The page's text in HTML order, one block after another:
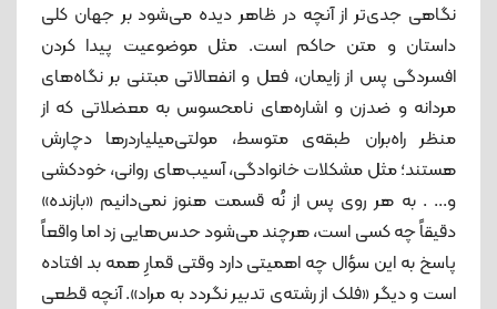
نگاهی جدی‌تر از آنچه در ظاهر دیده می‌شود بر جهان کلی
داستان و متن حاکم است. مثل موضوعیت پیدا کردن
افسردگی پس از زایمان، فعل و انفعالاتی مبتنی بر نگاه‌های
مردانه و ضدزن و اشاره‌های نامحسوس به معضلاتی که از
منظر راه‌بران طبقه‌ی متوسط، مولتی‌میلیاردرها دچارش
هستند؛ مثل مشکلات خانوادگی، آسیب‌های روانی، خودکشی
و... . به هر روی پس از نُه قسمت هنوز نمی‌دانیم «بازنده»
دقیقاً چه کسی است، هرچند می‌شود حدس‌هایی زد اما واقعاً
پاسخ به این سؤال چه اهمیتی دارد وقتی قمارِ همه بد افتاده
است و دیگر «فلک از رشته‌ی تدبیر نگردد به مراد». آنچه قطعی